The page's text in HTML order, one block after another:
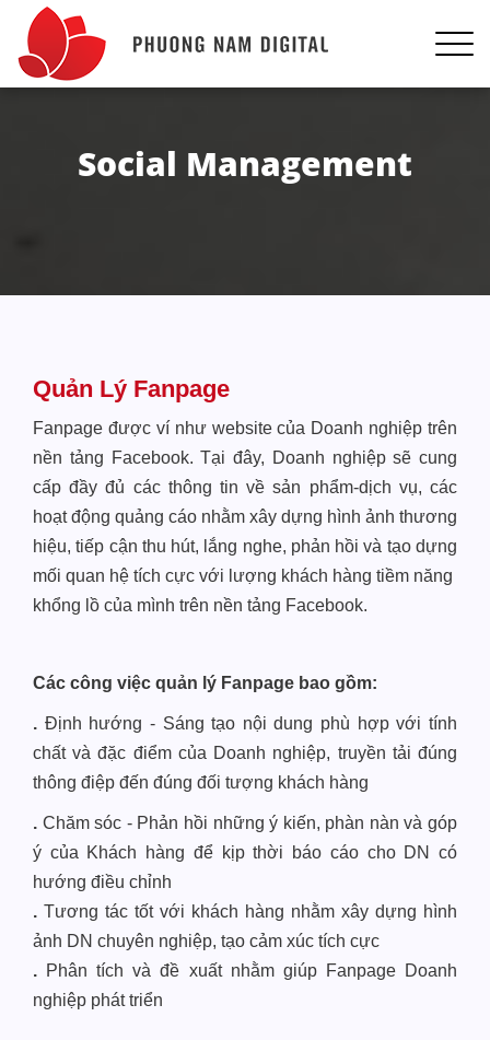
Social Management
Quản Lý Fanpage
Fanpage được ví như website của Doanh nghiệp trên
nền tảng Facebook. Tại đây, Doanh nghiệp sẽ cung
cấp đầy đủ các thông tin về sản phẩm-dịch vụ, các
hoạt động quảng cáo nhằm xây dựng hình ảnh thương
hiệu, tiếp cận thu hút, lắng nghe, phản hồi và tạo dựng
mối quan hệ tích cực với lượng khách hàng tiềm năng
khổng lồ của mình trên nền tảng Facebook.
Các công việc quản lý Fanpage bao gồm:
. Định hướng - Sáng tạo nội dung phù hợp với tính
chất và đặc điểm của Doanh nghiệp, truyền tải đúng
thông điệp đến đúng đối tượng khách hàng
. Chăm sóc - Phản hồi những ý kiến, phàn nàn và góp
ý của Khách hàng để kịp thời báo cáo cho DN có
hướng điều chỉnh
. Tương tác tốt với khách hàng nhằm xây dựng hình
ảnh DN chuyên nghiệp, tạo cảm xúc tích cực
. Phân tích và đề xuất nhằm giúp Fanpage Doanh
nghiệp phát triển